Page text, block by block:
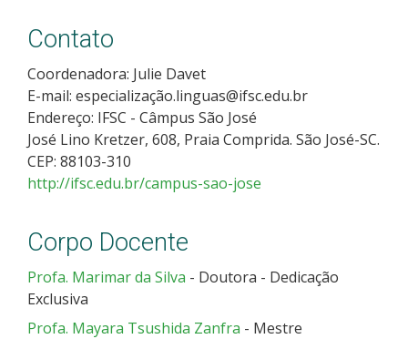
Contato
Coordenadora: Julie Davet
E-mail: especialização.linguas@ifsc.edu.br
Endereço: IFSC - Câmpus São José
José Lino Kretzer, 608, Praia Comprida. São José-SC.
CEP: 88103-310
http://ifsc.edu.br/campus-sao-jose
Corpo Docente
Profa. Marimar da Silva - Doutora - Dedicação
Exclusiva
Profa. Mayara Tsushida Zanfra - Mestre